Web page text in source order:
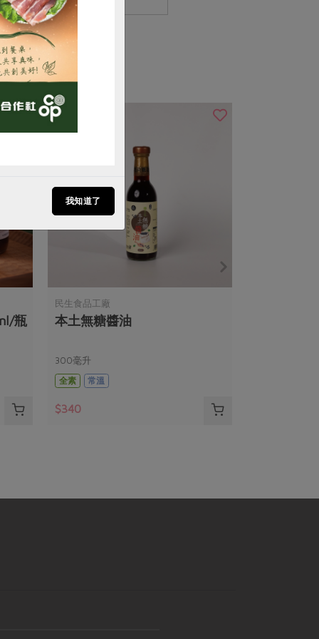
瓶
民生食品工廠
本土無糖醬油
300毫升
全素
常溫
$340
我知道了